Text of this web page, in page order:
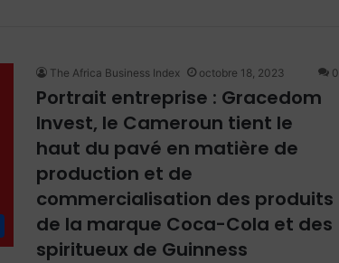
The Africa Business Index octobre 18, 2023 0
Portrait entreprise : Gracedom
Invest, le Cameroun tient le
haut du pavé en matière de
production et de
commercialisation des produits
de la marque Coca-Cola et des
spiritueux de Guinness